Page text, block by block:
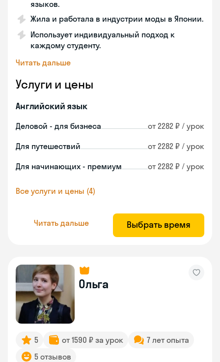
языков.
Жила и работала в индустрии моды в Японии.
Использует индивидуальный подход к
каждому студенту.
Читать дальше
Услуги и цены
Английский язык
Деловой - для бизнеса от 2282 ₽ / урок
Для путешествий от 2282 ₽ / урок
Для начинающих - премиум от 2282 ₽ / урок
Все услуги и цены (4)
Читать дальше Выбрать время
Ольга
5 от 1590 ₽ за урок
7 лет опыта
5 отзывов